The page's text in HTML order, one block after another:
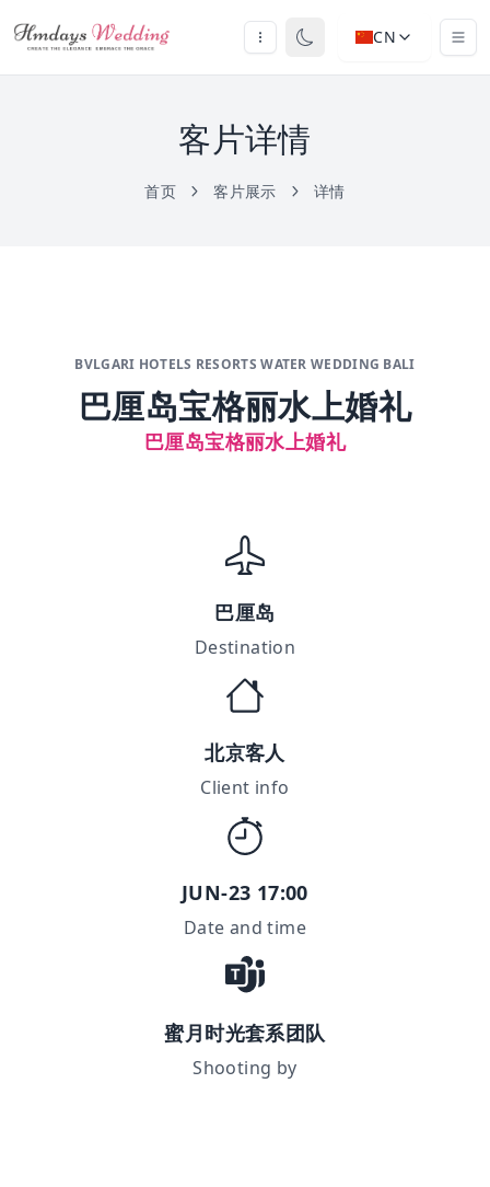
CN
客片详情
首页 客片展示 详情
BVLGARI HOTELS RESORTS WATER WEDDING BALI
巴厘岛宝格丽水上婚礼
巴厘岛宝格丽水上婚礼
巴厘岛
Destination
北京客人
Client info
JUN-23 17:00
Date and time
蜜月时光套系团队
Shooting by